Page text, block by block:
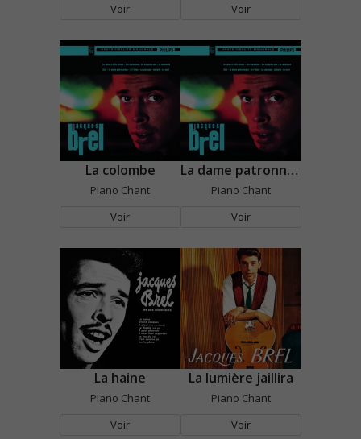
Voir Voir
La colombe
Piano Chant
Voir
La dame patronnesse
Piano Chant
Voir
La haine
Piano Chant
Voir
La lumière jaillira
Piano Chant
Voir